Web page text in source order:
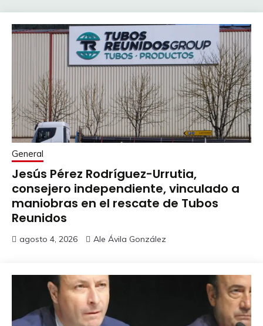
General
Jesús Pérez Rodríguez-Urrutia,
consejero independiente, vinculado a
maniobras en el rescate de Tubos
Reunidos
agosto 4, 2026 Ale Ávila González